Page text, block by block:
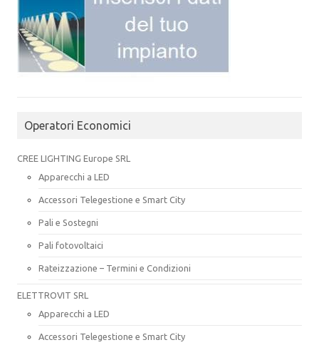
Operatori Economici
CREE LIGHTING Europe SRL
Apparecchi a LED
Accessori Telegestione e Smart City
Pali e Sostegni
Pali fotovoltaici
Rateizzazione – Termini e Condizioni
ELETTROVIT SRL
Apparecchi a LED
Accessori Telegestione e Smart City